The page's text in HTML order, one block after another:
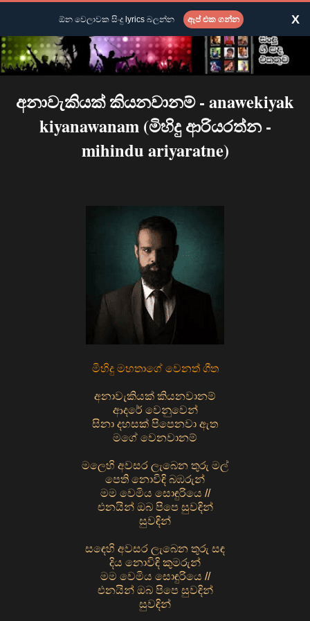
අනාවැකියක් කියනවානම් - anawekiyak
kiyanawanam (මිහිදු ආරියරත්න -
mihindu ariyaratne)
මිහිදු මහතාගේ වෙනත් ගීත
අනාවැකියක් කියනවානම්
ආදරේ වෙනුවෙන්
සිනා දහසක් පිපෙනවා ඇත
මගේ වෙනවානම්
මලෙහි අවසර ලැබෙන තුරු මල්
පෙති නොවිඳි බඹරුන්
මම වෙමිය සොඳුරියෙ //
එනයින් ඔබ පිපෙ සුවඳින්
සුවඳින්
සඳෙහි අවසර ලැබෙන තුරු සඳ
දිය නොවිඳි කුමරුන්
මම වෙමිය සොඳුරියෙ //
එනයින් ඔබ පිපෙ සුවඳින්
සුවඳින්
ඕන වෙලාවක සිංදු lyrics බලන්න ඇප් එක ගන්න X